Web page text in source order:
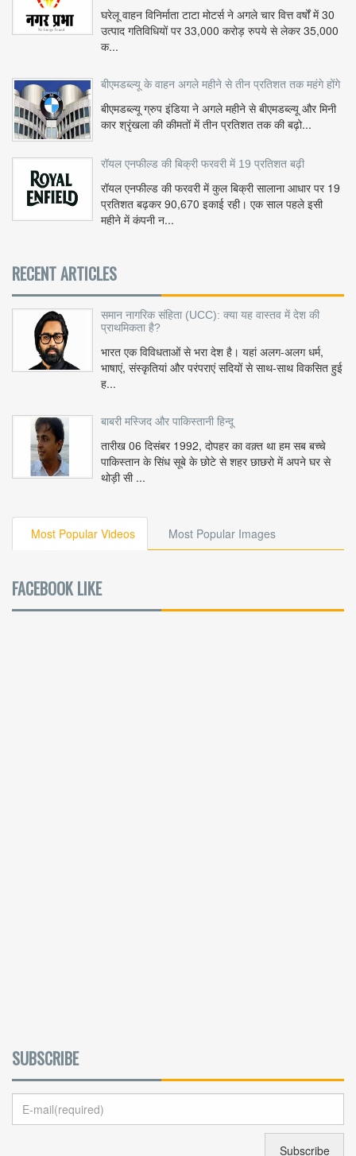
घरेलू वाहन विनिर्माता टाटा मोटर्स ने अगले चार वित्त वर्षों में 30
उत्पाद गतिविधियों पर 33,000 करोड़ रुपये से लेकर 35,000
क...
बीएमडब्ल्यू के वाहन अगले महीने से तीन प्रतिशत तक महंगे होंगे
बीएमडब्ल्यू ग्रुप इंडिया ने अगले महीने से बीएमडब्ल्यू और मिनी
कार श्रृंखला की कीमतों में तीन प्रतिशत तक की बढ़ो...
रॉयल एनफील्ड की बिक्री फरवरी में 19 प्रतिशत बढ़ी
रॉयल एनफील्ड की फरवरी में कुल बिक्री सालाना आधार पर 19
प्रतिशत बढ़कर 90,670 इकाई रही। एक साल पहले इसी
महीने में कंपनी न...
RECENT ARTICLES
समान नागरिक संहिता (UCC): क्या यह वास्तव में देश की
प्राथमिकता है?
भारत एक विविधताओं से भरा देश है। यहां अलग-अलग धर्म,
भाषाएं, संस्कृतियां और परंपराएं सदियों से साथ-साथ विकसित हुई
ह...
बाबरी मस्जिद और पाकिस्तानी हिन्दू
तारीख 06 दिसंबर 1992, दोपहर का वक़्त था हम सब बच्चे
पाकिस्तान के सिंध सूबे के छोटे से शहर छाछरो में अपने घर से
थोड़ी सी ...
Most Popular Videos Most Popular Images
FACEBOOK LIKE
SUBSCRIBE